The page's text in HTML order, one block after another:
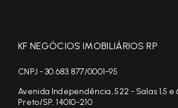
KF NEGÓCIOS IMOBILIÁRIOS RP
CNPJ - 30.683.877/0001-95
Avenida Independência, 522 - Salas 1,5 e
Preto/SP, 14010-210